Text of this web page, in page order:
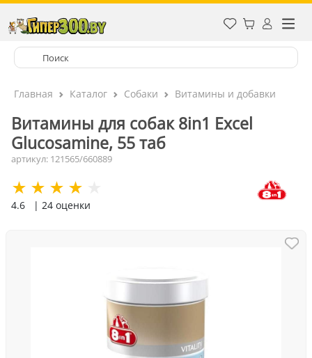
Главная Каталог Собаки Витамины и добавки
Витамины для собак 8in1 Excel
Glucosamine, 55 таб
артикул: 121565/660889
4.6 | 24 оценки